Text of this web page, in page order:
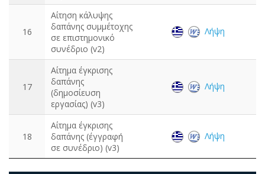
16
Αίτηση κάλυψης
δαπάνης συμμέτοχης
σε επιστημονικό
συνέδριο (v2)
Λήψη
17
Αίτημα έγκρισης
δαπάνης
(δημοσίευση
εργασίας) (v3)
Λήψη
18
Αίτημα έγκρισης
δαπάνης (έγγραφή
σε συνέδριο) (v3)
Λήψη